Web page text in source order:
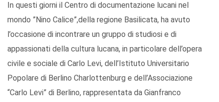
In questi giorni il Centro di documentazione lucani nel
mondo ”Nino Calice”,della regione Basilicata, ha avuto
l’occasione di incontrare un gruppo di studiosi e di
appassionati della cultura lucana, in particolare dell’opera
civile e sociale di Carlo Levi, dell’Istituto Universitario
Popolare di Berlino Charlottenburg e dell’Associazione
“Carlo Levi” di Berlino, rappresentata da Gianfranco